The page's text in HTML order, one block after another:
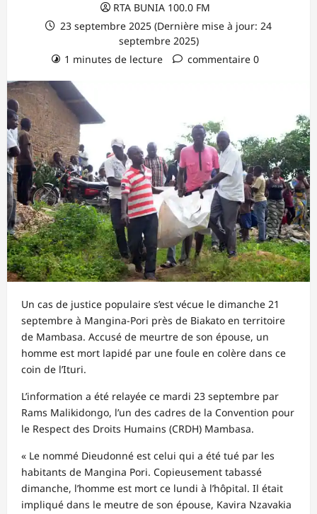
RTA BUNIA 100.0 FM
23 septembre 2025 (Dernière mise à jour: 24
septembre 2025)
1 minutes de lecture
commentaire 0
Un cas de justice populaire s’est vécue le dimanche 21
septembre à Mangina-Pori près de Biakato en territoire
de Mambasa. Accusé de meurtre de son épouse, un
homme est mort lapidé par une foule en colère dans ce
coin de l’Ituri.
L’information a été relayée ce mardi 23 septembre par
Rams Malikidongo, l’un des cadres de la Convention pour
le Respect des Droits Humains (CRDH) Mambasa.
« Le nommé Dieudonné est celui qui a été tué par les
habitants de Mangina Pori. Copieusement tabassé
dimanche, l’homme est mort ce lundi à l’hôpital. Il était
impliqué dans le meutre de son épouse, Kavira Nzavakia